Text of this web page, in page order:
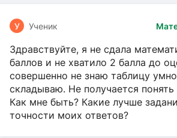
У Ученик
Здравствуйте, я не сдала
баллов и не хватило 2 балла до
совершенно не знаю таблицу
складываю. Не получается
Как мне быть? Какие лучше
точности моих ответов?